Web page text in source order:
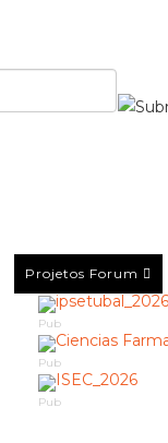
Projetos Forum
Pub
Pub
Pub